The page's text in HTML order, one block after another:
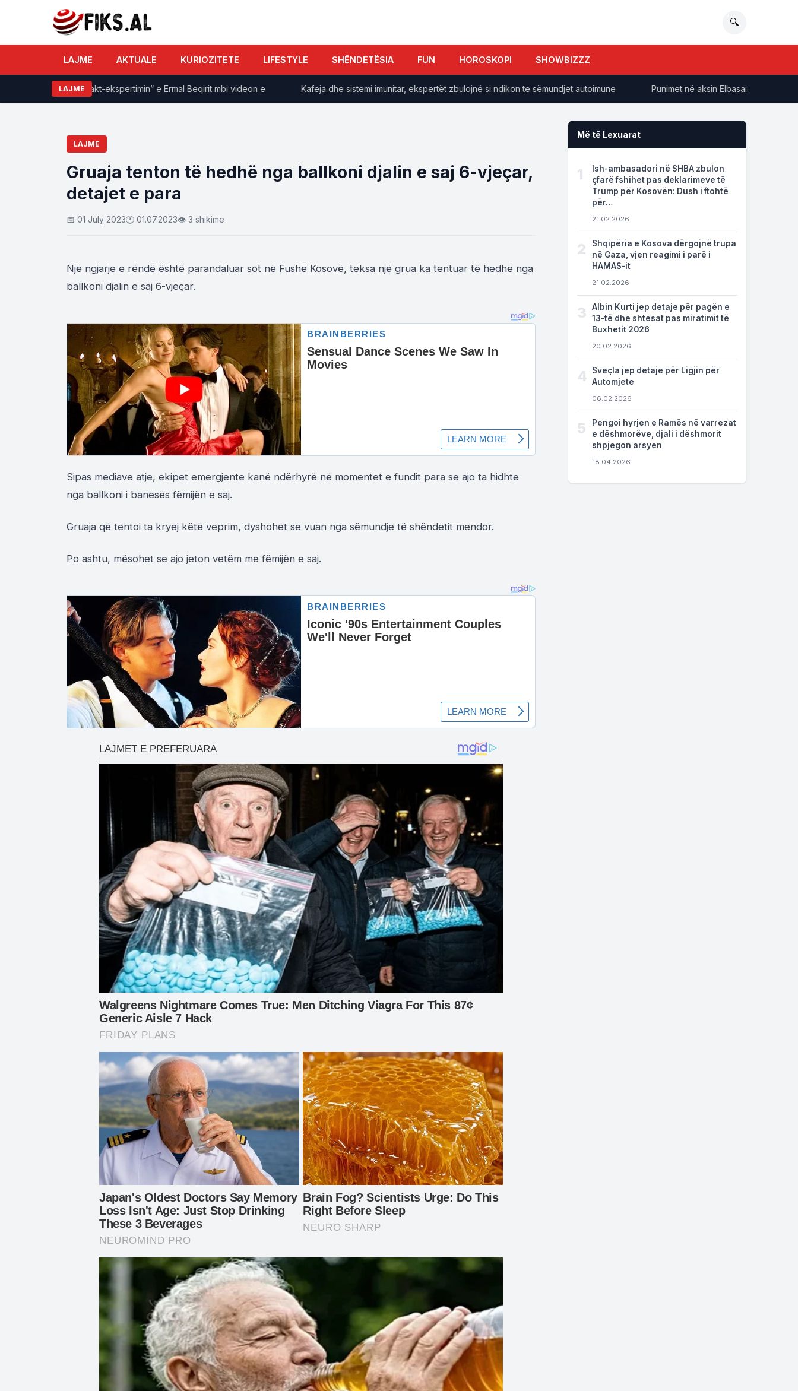
🔍
LAJME AKTUALE KURIOZITETE LIFESTYLE SHËNDETËSIA FUN HOROSKOPI SHOWBIZZZ
LAJME
Ilir Meta me “akt-ekspertimin” e Ermal Beqirit mbi videon e Kafeja dhe sistemi imunitar, ekspertët zbulojnë si ndikon te sëmundjet autoimune Punimet në aksin Elbasan-Qafë Thanë,
LAJME
Gruaja tenton të hedhë nga ballkoni djalin e saj 6-vjeçar,
detajet e para
📅 01 July 2023🕐 01.07.2023👁 3 shikime
Një ngjarje e rëndë është parandaluar sot në Fushë Kosovë, teksa një grua ka tentuar të hedhë nga
ballkoni djalin e saj 6-vjeçar.
Sipas mediave atje, ekipet emergjente kanë ndërhyrë në momentet e fundit para se ajo ta hidhte
nga ballkoni i banesës fëmijën e saj.
Gruaja që tentoi ta kryej këtë veprim, dyshohet se vuan nga sëmundje të shëndetit mendor.
Po ashtu, mësohet se ajo jeton vetëm me fëmijën e saj.
Më të Lexuarat
1
Ish-ambasadori në SHBA zbulon
çfarë fshihet pas deklarimeve të
Trump për Kosovën: Dush i ftohtë
për…
21.02.2026
2
Shqipëria e Kosova dërgojnë trupa
në Gaza, vjen reagimi i parë i
HAMAS-it
21.02.2026
3
Albin Kurti jep detaje për pagën e
13-të dhe shtesat pas miratimit të
Buxhetit 2026
20.02.2026
4
Sveçla jep detaje për Ligjin për
Automjete
06.02.2026
5
Pengoi hyrjen e Ramës në varrezat
e dëshmorëve, djali i dëshmorit
shpjegon arsyen
18.04.2026